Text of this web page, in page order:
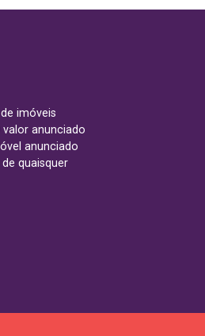
imóveis
anunciado
anunciado
quaisquer